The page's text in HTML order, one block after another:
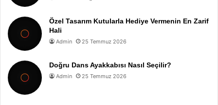
Özel Tasarım Kutularla Hediye Vermenin En Zarif
Hali
Admin 25 Temmuz 2026
Doğru Dans Ayakkabısı Nasıl Seçilir?
Admin 25 Temmuz 2026